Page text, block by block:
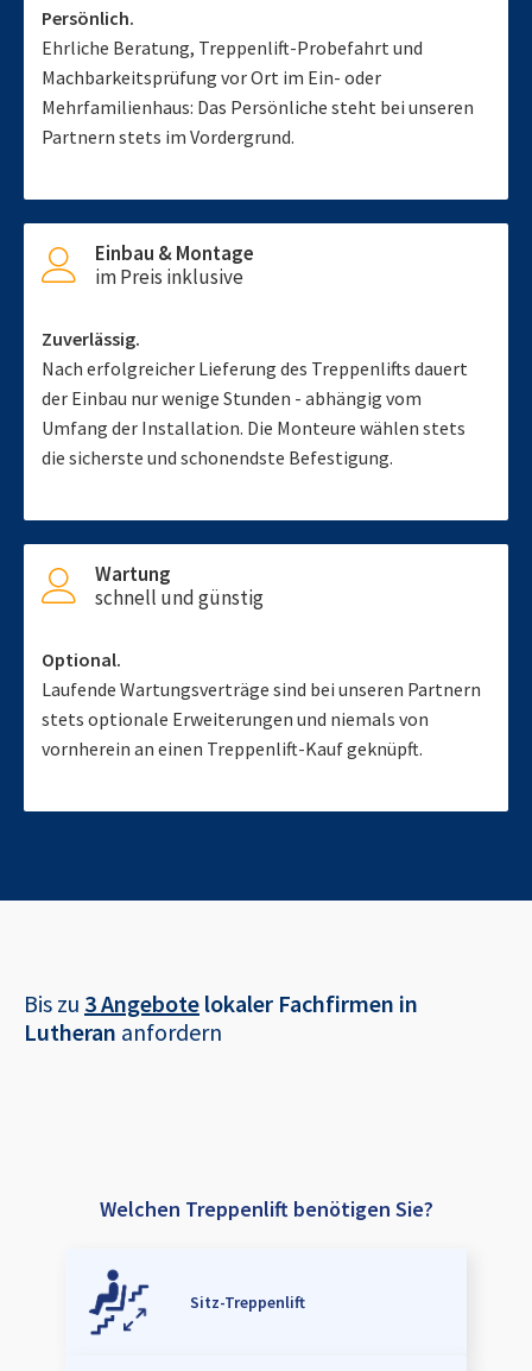
Persönlich.
Ehrliche Beratung, Treppenlift-Probefahrt und
Machbarkeitsprüfung vor Ort im Ein- oder
Mehrfamilienhaus: Das Persönliche steht bei unseren
Partnern stets im Vordergrund.
Einbau & Montage
im Preis inklusive
Zuverlässig.
Nach erfolgreicher Lieferung des Treppenlifts dauert
der Einbau nur wenige Stunden - abhängig vom
Umfang der Installation. Die Monteure wählen stets
die sicherste und schonendste Befestigung.
Wartung
schnell und günstig
Optional.
Laufende Wartungsverträge sind bei unseren Partnern
stets optionale Erweiterungen und niemals von
vornherein an einen Treppenlift-Kauf geknüpft.
Bis zu 3 Angebote lokaler Fachfirmen in
Lutheran anfordern
Welchen Treppenlift benötigen Sie?
Sitz-Treppenlift